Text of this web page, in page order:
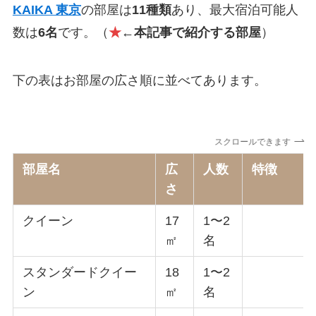
KAIKA 東京の部屋は11種類あり、最大宿泊可能人
数は6名です。（★←本記事で紹介する部屋 ）
下の表はお部屋の広さ順に並べてあります。
スクロールできます
部屋名
広
さ
人数 特徴
クイーン
17
㎡
1〜2
名
スタンダードクイー
ン
18
㎡
1〜2
名